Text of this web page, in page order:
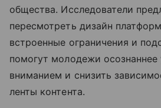
общества. Исследователи
пересмотреть дизайн
встроенные ограничения и
помогут молодежи осознаннее
вниманием и снизить
ленты контента.